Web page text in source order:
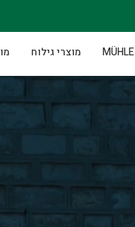
MÜHLE מוצרי גילוח